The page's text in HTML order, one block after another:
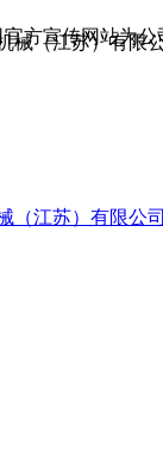
（江苏）有限公司
方宣传网站为